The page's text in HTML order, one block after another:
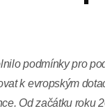
podmínky pro
k evropským
Od začátku roku